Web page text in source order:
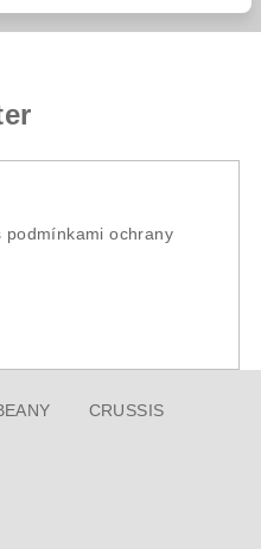
podmínkami ochrany
CRUSSIS